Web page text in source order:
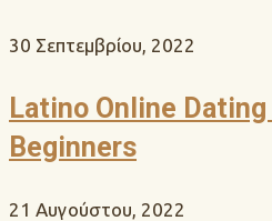
30 Σεπτεμβρίου, 2022
Latino Online
Beginners
21 Αυγούστου, 2022